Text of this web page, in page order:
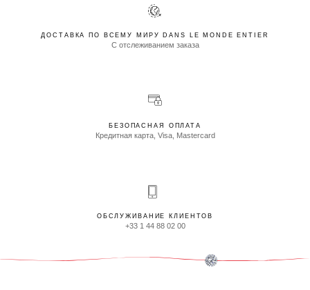
ДОСТАВКА ПО ВСЕМУ МИРУ DANS LE MONDE ENTIER
С отслеживанием заказа
БЕЗОПАСНАЯ ОПЛАТА
Кредитная карта, Visa, Mastercard
ОБСЛУЖИВАНИЕ КЛИЕНТОВ
+33 1 44 88 02 00